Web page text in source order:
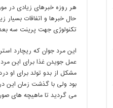
هر روزه خبرهای زیادی در
حال خبرها و اتفاقات بسیار
تکنولوژی جهت پرینت سه بعدی نمودن فک یک
این مرد جوان که ریچارد استر
عمل جویدن غذا برای این
مشکل از بدو تولد برای او
بود ولی با گذشت زمان این
می گردید تا ماهیچه های